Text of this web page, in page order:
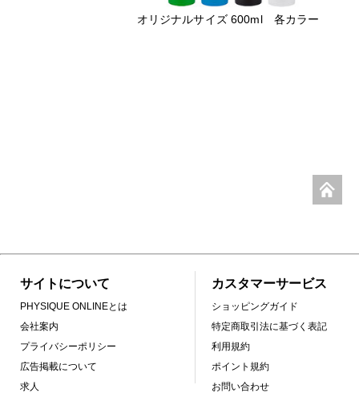
オリジナルサイズ 600ml 各カラー
サイトについて
PHYSIQUE ONLINEとは
会社案内
プライバシーポリシー
広告掲載について
求人
カスタマーサービス
ショッピングガイド
特定商取引法に基づく表記
利用規約
ポイント規約
お問い合わせ